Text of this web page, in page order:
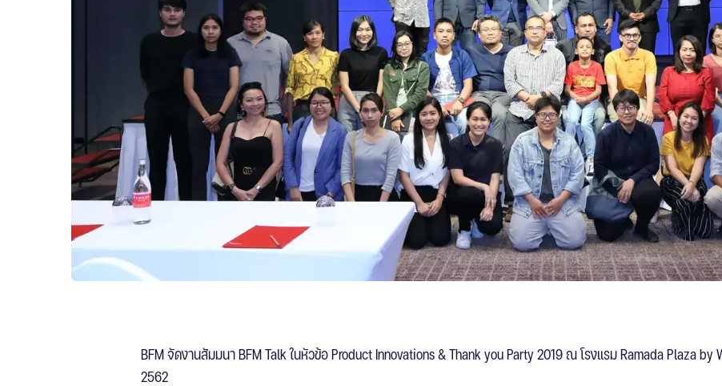
BFM จัดงานสัมมนา BFM Talk ในหัวข้อ Product Innovations & Thank you Party 2019 ณ โรงแรม Ramada Plaza by
2562